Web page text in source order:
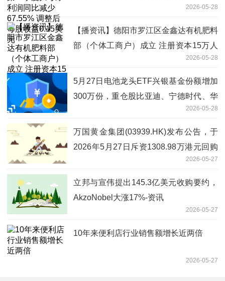
2026-05-28
【播资讯】德阳市罗江区金鑫达有机肥料
部（个体工商户）成立 注册资本15万人
2026-05-28
5月27日电池龙头ETF兴银基金份额增加
300万份，重仓股比亚迪、宁德时代、华
2026-05-28
万国黄金集团(03939.HK)发布公告，于
2026年5月27日斥资1308.98万港元回购
2026-05-27
立邦与宣伟提出145.3亿美元收购要约，
AkzoNobel大涨17%-资讯
2026-05-27
10年来便利店行业销售额增长近两倍
2026-05-27